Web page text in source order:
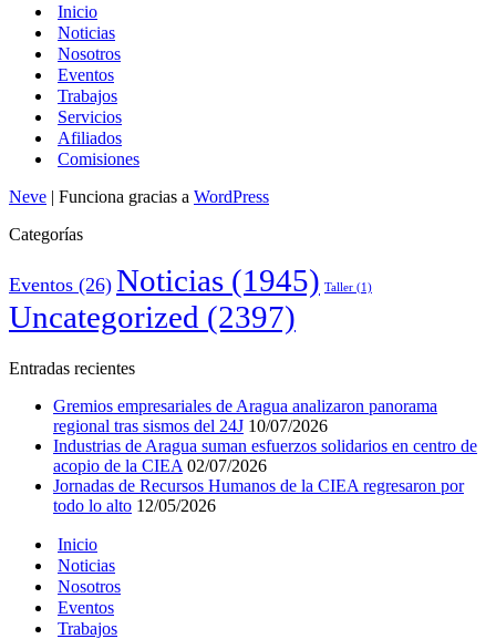
Inicio
Noticias
Nosotros
Eventos
Trabajos
Servicios
Afiliados
Comisiones
Neve | Funciona gracias a WordPress
Categorías
Eventos (26) Noticias (1945) Taller (1)
Uncategorized (2397)
Entradas recientes
Gremios empresariales de Aragua analizaron panorama
regional tras sismos del 24J 10/07/2026
Industrias de Aragua suman esfuerzos solidarios en centro de
acopio de la CIEA 02/07/2026
Jornadas de Recursos Humanos de la CIEA regresaron por
todo lo alto 12/05/2026
Inicio
Noticias
Nosotros
Eventos
Trabajos